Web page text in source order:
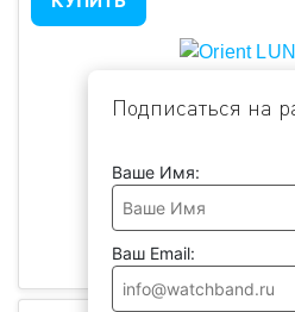
Подписаться на
Ваше Имя:
Ваш Email: